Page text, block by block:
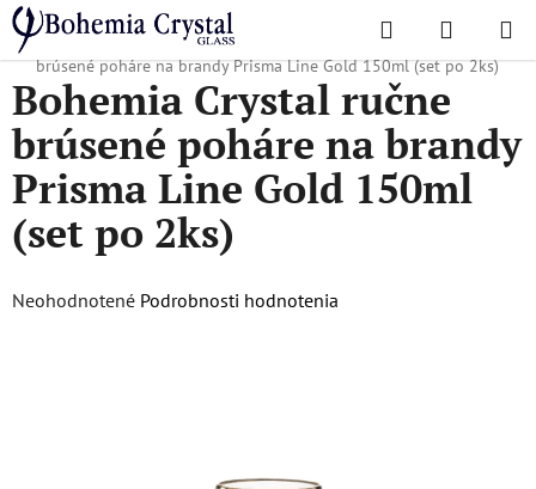
Prejsť
na
obsah
Hľadať
KOŠÍK
Domov
/ Obľúbené kolekcie / Prisma line gold
Bohemia Crystal ručne
brúsené poháre na brandy Prisma Line Gold 150ml (set po 2ks)
Bohemia Crystal ručne
brúsené poháre na brandy
Prisma Line Gold 150ml
(set po 2ks)
Priemerné
Neohodnotené Podrobnosti hodnotenia